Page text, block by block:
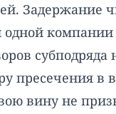
Задержание
компании
пресечения
вину не